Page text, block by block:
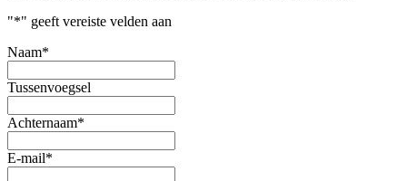
"*" geeft vereiste velden aan
Naam*
Tussenvoegsel
Achternaam*
E-mail*